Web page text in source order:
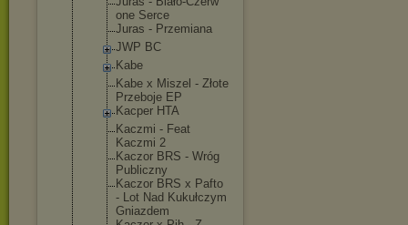
one Serce
Juras - Przemiana
JWP BC
Kabe
Kabe x Miszel - Złote
Przeboje EP
Kacper HTA
Kaczmi - Feat
Kaczmi 2
Kaczor BRS - Wróg
Publiczny
Kaczor BRS x Pafto
- Lot Nad Kukułczym
Gniazdem